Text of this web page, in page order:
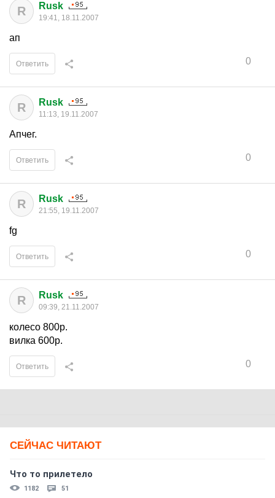
R Rusk
19:41, 18.11.2007
ап
0
Ответить
R Rusk
11:13, 19.11.2007
Апчег.
0
Ответить
R Rusk
21:55, 19.11.2007
fg
0
Ответить
R Rusk
09:39, 21.11.2007
колесо 800р.
вилка 600р.
0
Ответить
СЕЙЧАС ЧИТАЮТ
Что то прилетело
1182 51